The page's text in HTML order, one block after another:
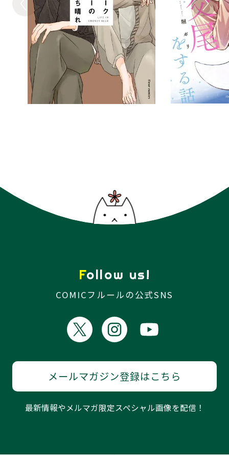
Follow us!
COMICフルールの公式SNS
メールマガジン登録はこちら
最新情報やメルマガ限定スペシャル画像を配信！